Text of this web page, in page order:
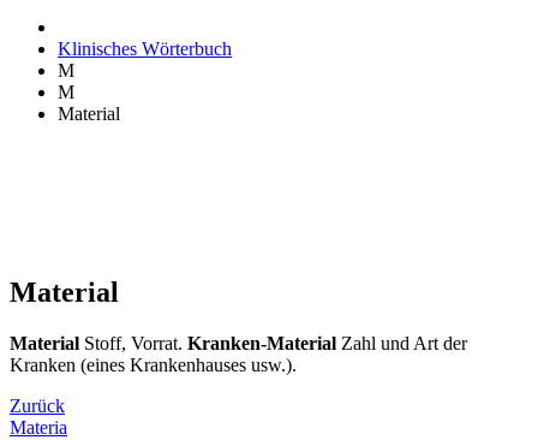
Klinisches Wörterbuch
M
M
Material
Material
Material Stoff, Vorrat. Kranken-Material Zahl und Art der
Kranken (eines Krankenhauses usw.).
Zurück
Materia